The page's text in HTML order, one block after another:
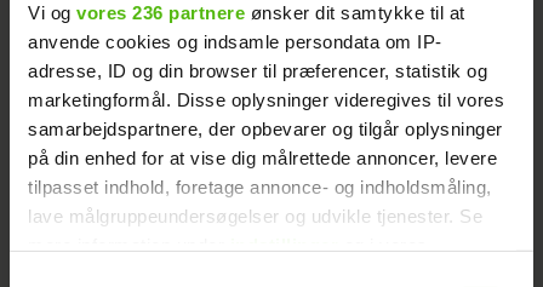
Vi og vores 236 partnere ønsker dit samtykke til at
anvende cookies og indsamle persondata om IP-
adresse, ID og din browser til præferencer, statistik og
marketingformål. Disse oplysninger videregives til vores
samarbejdspartnere, der opbevarer og tilgår oplysninger
på din enhed for at vise dig målrettede annoncer, levere
tilpasset indhold, foretage annonce- og indholdsmåling,
lave målgruppeundersøgelser og udvikle tjenester. Se
New Blog Post! (Link in bio) TV-NEWS! Are you Guys
ready?! Så kan jeg endelig løfte sløret for det ene TV-
program, som jeg medvirker i. Nikita Klæstrup og